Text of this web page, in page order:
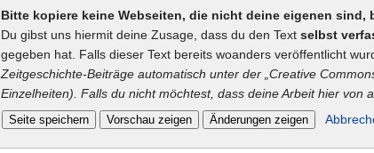
Bitte kopiere keine Webseiten, die nicht deine eigenen
Du gibst uns hiermit deine Zusage, dass du den Text selbst
gegeben hat. Falls dieser Text bereits woanders veröffentlicht
Zeitgeschichte-Beiträge automatisch unter der „Creative
Einzelheiten). Falls du nicht möchtest, dass deine Arbeit hier von